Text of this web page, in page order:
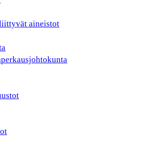
aineistot